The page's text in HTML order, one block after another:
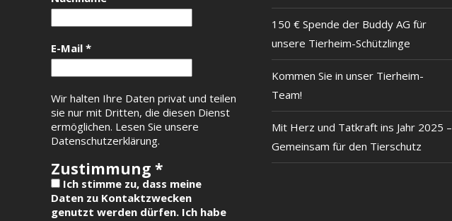
E-Mail *
Wir halten Ihre Daten privat und teilen
sie nur mit Dritten, die diesen Dienst
ermöglichen. Lesen Sie unsere
Datenschutzerklärung.
Zustimmung *
Ich stimme zu, dass meine
Daten zu Kontaktzwecken
genutzt werden dürfen. Ich habe
150 € Spende der Buddy AG für
unsere Tierheim-Schützlinge
Kommen Sie in unser Tierheim-
Team!
Mit Herz und Tatkraft ins Jahr 2025 –
Gemeinsam für den Tierschutz